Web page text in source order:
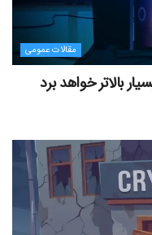
مقالات عمومی
بالاتر خواهد برد